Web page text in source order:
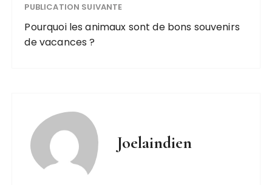
PUBLICATION SUIVANTE
Pourquoi les animaux sont de bons souvenirs
de vacances ?
Joelaindien